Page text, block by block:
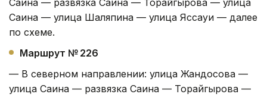
Саина — развязка Саина — Торайгырова — улица
Саина — улица Шаляпина — улица Яссауи — далее
по схеме.
Маршрут № 226
— В северном направлении: улица Жандосова —
улица Саина — развязка Саина — Торайгырова —